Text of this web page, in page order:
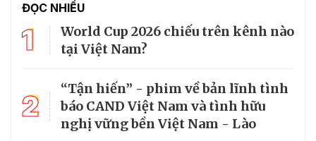
ĐỌC NHIỀU
1
World Cup 2026 chiếu trên kênh nào
tại Việt Nam?
2
“Tận hiến” - phim về bản lĩnh tình
báo CAND Việt Nam và tình hữu
nghị vững bền Việt Nam - Lào